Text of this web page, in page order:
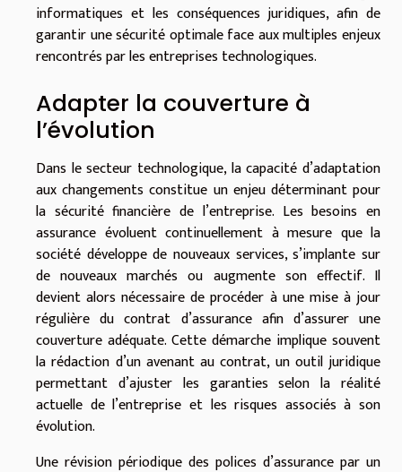
informatiques et les conséquences juridiques, afin de
garantir une sécurité optimale face aux multiples enjeux
rencontrés par les entreprises technologiques.
Adapter la couverture à
l’évolution
Dans le secteur technologique, la capacité d’adaptation
aux changements constitue un enjeu déterminant pour
la sécurité financière de l’entreprise. Les besoins en
assurance évoluent continuellement à mesure que la
société développe de nouveaux services, s’implante sur
de nouveaux marchés ou augmente son effectif. Il
devient alors nécessaire de procéder à une mise à jour
régulière du contrat d’assurance afin d’assurer une
couverture adéquate. Cette démarche implique souvent
la rédaction d’un avenant au contrat, un outil juridique
permettant d’ajuster les garanties selon la réalité
actuelle de l’entreprise et les risques associés à son
évolution.
Une révision périodique des polices d’assurance par un